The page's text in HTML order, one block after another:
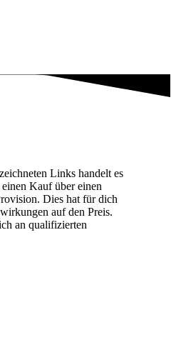
Links handelt es
Kauf über einen
Dies hat für dich
auf den Preis.
an qualifizierten